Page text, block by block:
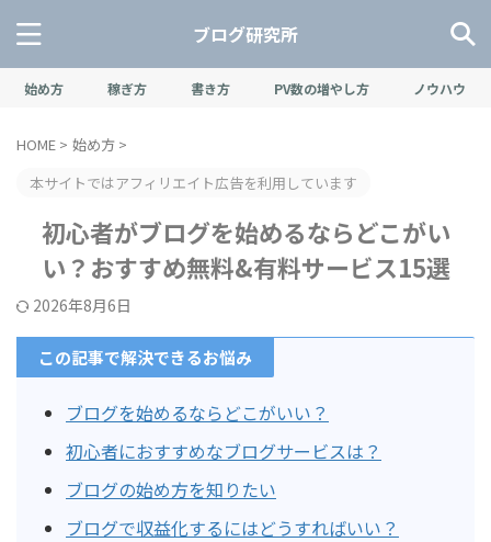
ブログ研究所
始め方 稼ぎ方 書き方 PV数の増やし方 ノウハウ
HOME > 始め方 >
本サイトではアフィリエイト広告を利用しています
初心者がブログを始めるならどこがい
い？おすすめ無料&有料サービス15選
2026年8月6日
この記事で解決できるお悩み
ブログを始めるならどこがいい？
初心者におすすめなブログサービスは？
ブログの始め方を知りたい
ブログで収益化するにはどうすればいい？